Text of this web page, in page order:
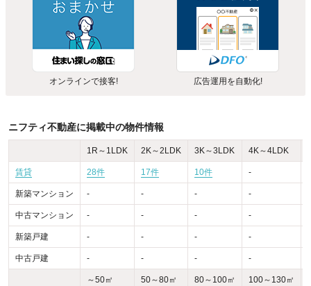
オンラインで接客! 広告運用を自動化!
ニフティ不動産に掲載中の物件情報
1R～1LDK 2K～2LDK 3K～3LDK 4K～4LDK
賃貸 28件 17件 10件 -
新築マンション - - - -
中古マンション - - - -
新築戸建 - - - -
中古戸建 - - - -
～50㎡ 50～80㎡ 80～100㎡ 100～130㎡